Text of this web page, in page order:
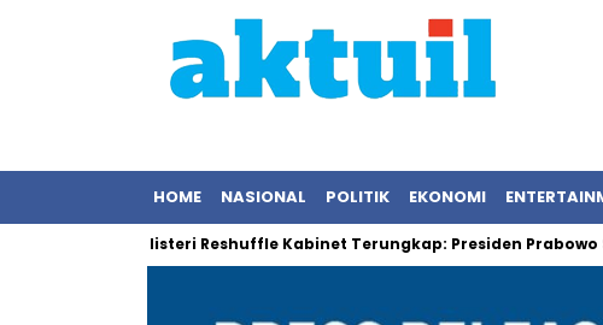
HOME NASIONAL POLITIK EKONOMI
Misteri Reshuffle Kabinet Terungkap: Presiden Prabowo